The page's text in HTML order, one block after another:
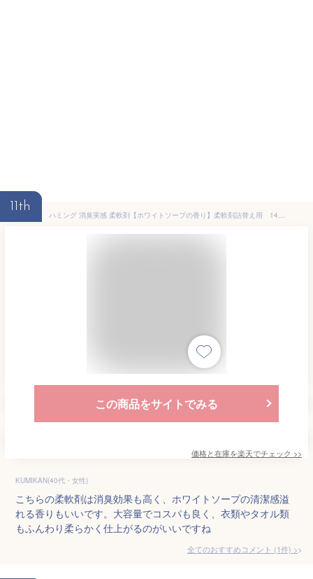
11th
ハミング 消臭実感 柔軟剤【ホワイトソープの香り】柔軟剤詰替え用 1470g(大容量）
この商品をサイトでみる
価格と在庫を楽天でチェック >>
KUMIKAN(40代・女性)
こちらの柔軟剤は消臭効果も高く、ホワイトソープの清潔感溢
れる香りもいいです。大容量でコスパも良く、衣類やタオル類
もふんわり柔らかく仕上がるのがいいですね
全てのおすすめコメント (1件) >